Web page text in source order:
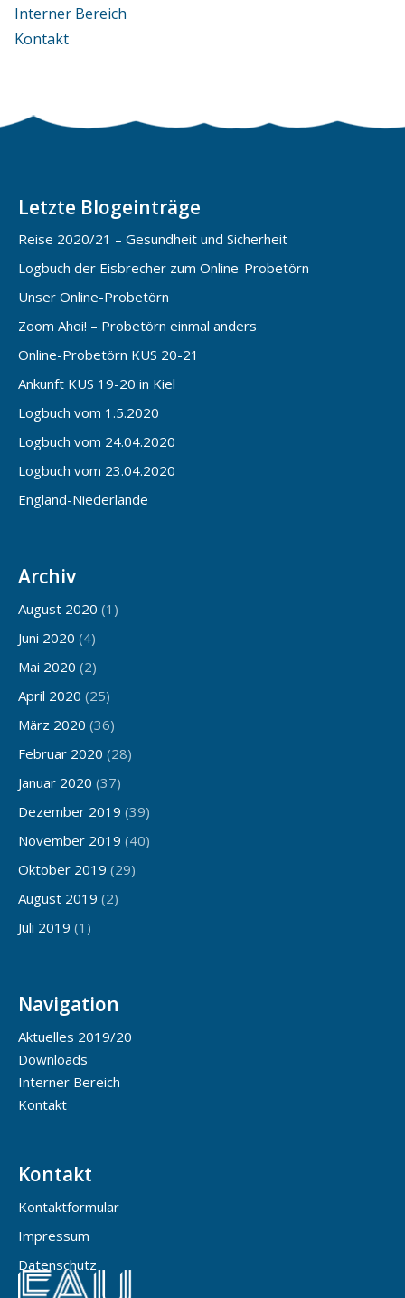
Interner Bereich
Kontakt
Letzte Blogeinträge
Reise 2020/21 – Gesundheit und Sicherheit
Logbuch der Eisbrecher zum Online-Probetörn
Unser Online-Probetörn
Zoom Ahoi! – Probetörn einmal anders
Online-Probetörn KUS 20-21
Ankunft KUS 19-20 in Kiel
Logbuch vom 1.5.2020
Logbuch vom 24.04.2020
Logbuch vom 23.04.2020
England-Niederlande
Archiv
August 2020 (1)
Juni 2020 (4)
Mai 2020 (2)
April 2020 (25)
März 2020 (36)
Februar 2020 (28)
Januar 2020 (37)
Dezember 2019 (39)
November 2019 (40)
Oktober 2019 (29)
August 2019 (2)
Juli 2019 (1)
Navigation
Aktuelles 2019/20
Downloads
Interner Bereich
Kontakt
Kontakt
Kontaktformular
Impressum
Datenschutz